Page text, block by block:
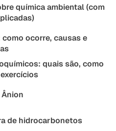
química ambiental (com
ocorre, causas e
quais são, como
de hidrocarbonetos